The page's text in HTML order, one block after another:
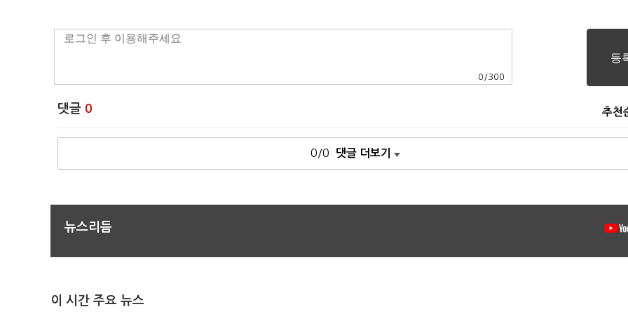
0 /300
댓글 0 추천
0/0 댓글 더보기
뉴스리듬
이 시간 주요 뉴스